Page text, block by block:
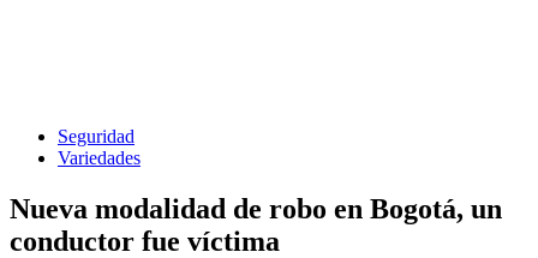
Seguridad
Variedades
Nueva modalidad de robo en Bogotá, un
conductor fue víctima